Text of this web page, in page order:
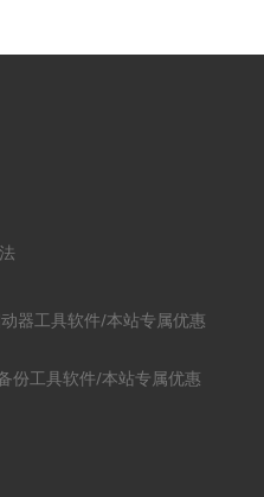
器工具软件/本站专属优惠
份工具软件/本站专属优惠